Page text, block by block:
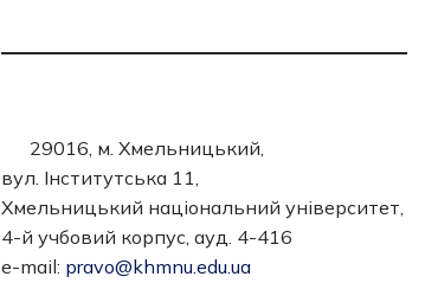
29016, м. Хмельницький,
вул. Інститутська 11,
Хмельницький національний університет,
4-й учбовий корпус, ауд. 4-416
e-mail: pravo@khmnu.edu.ua